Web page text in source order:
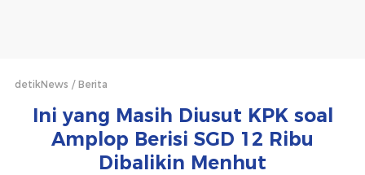
detikNews Berita
Ini yang Masih Diusut KPK soal
Amplop Berisi SGD 12 Ribu
Dibalikin Menhut